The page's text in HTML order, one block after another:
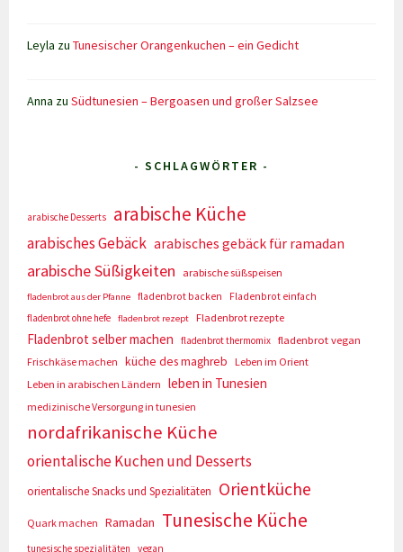
Leyla zuTunesischer Orangenkuchen – ein Gedicht
Anna zuSüdtunesien – Bergoasen und großer Salzsee
- SCHLAGWÖRTER -
arabische Desserts arabische Küche
arabisches Gebäck arabisches gebäck für ramadan
arabische Süßigkeiten arabische süßspeisen
fladenbrot aus der Pfanne fladenbrot backen
Fladenbrot einfach
fladenbrot ohne hefe
fladenbrot rezept Fladenbrot rezepte
Fladenbrot selber machen fladenbrot thermomix fladenbrot vegan
Frischkäse machen
küche des maghreb
Leben im Orient
Leben in arabischen Ländern
leben in Tunesien
medizinische Versorgung in tunesien
nordafrikanische Küche
orientalische Kuchen und Desserts
orientalische Snacks und Spezialitäten Orientküche
Quark machen Ramadan Tunesische Küche
tunesische spezialitäten vegan